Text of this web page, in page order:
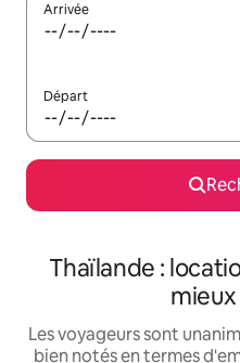
Arrivée
Départ
Thaïlande :
Les voyageurs sont
bien notés en termes